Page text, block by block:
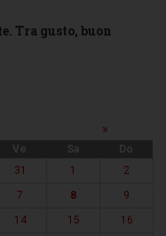
Tra gusto, buon
»
Ve Sa
Do
31 1
2
7 8
9
14 15
16